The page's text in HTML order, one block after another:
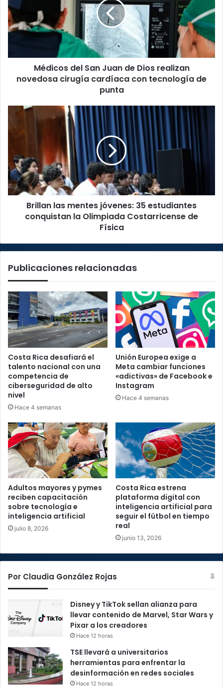
Juan
de
Dios
cirugía
con
punta
Médicos del San Juan de Dios realizan
novedosa cirugía cardíaca con tecnología de
punta
Brillan
mentes
estudiantes
conquistan
la
Olimpiada
Costarricense
Brillan las mentes jóvenes: 35 estudiantes
conquistan la Olimpiada Costarricense de
Física
Publicaciones relacionadas
Costa Rica desafiará el
talento nacional con una
competencia de
ciberseguridad de alto
nivel
Hace 4 semanas
Unión Europea exige a
Meta cambiar funciones
«adictivas» de Facebook e
Instagram
Hace 4 semanas
Adultos mayores y pymes
reciben capacitación
sobre tecnología e
inteligencia artificial
julio 8, 2026
Costa Rica estrena
plataforma digital con
inteligencia artificial para
seguir el fútbol en tiempo
real
junio 13, 2026
Por Claudia González Rojas
Disney y TikTok sellan alianza para
llevar contenido de Marvel, Star Wars y
Pixar a los creadores
Hace 12 horas
TSE llevará a universitarios
herramientas para enfrentar la
desinformación en redes sociales
Hace 12 horas